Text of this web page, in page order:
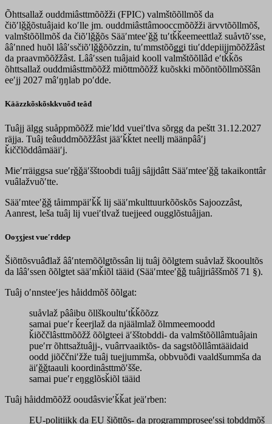
Õhttsallaž ouddmiâsttmõõžži (FPIC) valmštõõllmõš da
čiõʹlǧǧõstuâjaid koʹlle jm. ouddmiâsttâmooccmõõžži ärvvtõõllmõš,
valmštõõllmõš da čiõʹlǧǧõs Sääʹmteeʹǧǧ tuʹtǩǩeemeettlaž suåvtõʹsse,
ââʹnned huõl lââʹssčiõʹlǧǧõõzzin, tuʹmmstõõǥǥi tiuʹddepiijjmõõžžâst
da praavmõõžžâst. Lââʹssen tuâjaid kooll valmštõõllâd eʹtǩǩõs
õhttsallaž ouddmiâsttmõõžž miõttmõõžž kuõskki mõõntõõllmõššân
eeʹjj 2027 mâʹŋŋlab poʹdde.
Kääzzkõskõskkvuõđ teâđ
Tuâjj älgg suåppmõõžž mieʹldd vueiʹtlva sõrgg da peštt 31.12.2027
räjja. Tuâj teâuddmõõžžâst jääʹǩǩtet neellj määnpââʹj
ǩiččlõddâmääiʹj.
Mieʹrräiggsa sueʹrǧǧäʹšštoobdi tuâjj sâjjdâtt Sääʹmteeʹǧǧ takaikonttâr
vuâlažvuõʹtte.
Sääʹmteeʹǧǧ tåimmpäiʹǩǩ lij sääʹmkulttuurkõõskõs Sajoozzâst,
Aanrest, leša tuâj lij vueiʹtlvaž tuejjeed ougglõstuâjjan.
Ooʒʒjest vueʹrddep
Šiõttõsvuâđlaž ââʹntemõõlǥtõssân lij tuâj õõlǥtem suåvlaž škooultõs
da lââʹssen õõlǥtet sääʹmǩiõl tääid (Sääʹmteeʹǧǧ tuâjjriâššmõš 71 §).
Tuâj oʹnnsteeʹjes håiddmõš õõlǥat:
suåvlaž pââibu õllškoultuʹtǩǩõõzz
samai pueʹr ǩeerjlaž da njäälmlaž õlmmeemoodd
ǩiõččlâsttmõõžž õõlǥteei äʹšštobddi- da valmštõõllâmtuâjain
pueʹrr õhttsažtuâjj-, vuârrvaaiktõs- da saǥstõõllâmtääidaid
oodd jiõččniʹžže tuâj tuejjummša, obbvuõđi vaaldšummša da
äiʹǧǧtaauli koordinâsttmõʹšše.
samai pueʹr eŋgglõsǩiõl tääid
Tuâj håiddmõõžž ooudâsvieʹǩǩat jeäʹrben:
EU-politiikk da EU šiõttõs- da programmproseeʹssi tobddmõš